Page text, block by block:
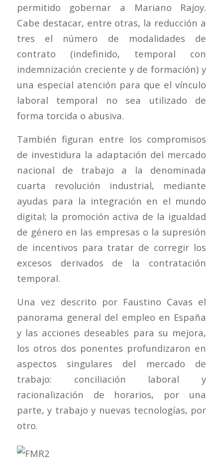
permitido gobernar a Mariano Rajoy.
Cabe destacar, entre otras, la reducción a
tres el número de modalidades de
contrato (indefinido, temporal con
indemnización creciente y de formación) y
una especial atención para que el vínculo
laboral temporal no sea utilizado de
forma torcida o abusiva.
También figuran entre los compromisos
de investidura la adaptación del mercado
nacional de trabajo a la denominada
cuarta revolución industrial, mediante
ayudas para la integración en el mundo
digital; la promoción activa de la igualdad
de género en las empresas o la supresión
de incentivos para tratar de corregir los
excesos derivados de la contratación
temporal.
Una vez descrito por Faustino Cavas el
panorama general del empleo en España
y las acciones deseables para su mejora,
los otros dos ponentes profundizaron en
aspectos singulares del mercado de
trabajo: conciliación laboral y
racionalización de horarios, por una
parte, y trabajo y nuevas tecnologías, por
otro.